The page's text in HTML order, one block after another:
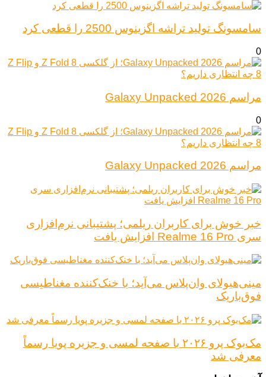
سامسونگ تولید تراشه اگزینوس 2500 را قطعی کرد
0
مراسم Galaxy Unpacked 2026
0
مراسم Galaxy Unpacked 2026
خبر خوش برای کاربران ریلمی؛ پشتیبانی نرم‌افزاری
سری Realme 16 Pro افزایش یافت
مینی‌هیولای وان‌پلاس می‌آید؛ با خنک‌کننده مغناطیسی
فوق‌باریک
مک‌بوک پرو ۲۰۲۶ با صفحه لمسی و جزیره پویا رسماً
معرفی شد